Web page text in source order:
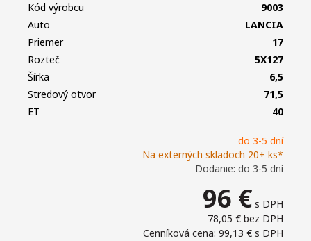
do 3-5 dní
Na externých skladoch 20+ ks*
Dodanie: do 3-5 dní
96 € s DPH
78,05 € bez DPH
Cenníková cena: 99,13 € s DPH
Kód výrobcu
9003
Auto
LANCIA
Priemer
17
Rozteč
5X127
Šírka
6,5
Stredový otvor
71,5
ET
40